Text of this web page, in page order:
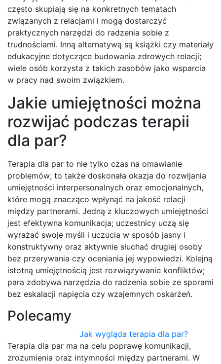
często skupiają się na konkretnych tematach
związanych z relacjami i mogą dostarczyć
praktycznych narzędzi do radzenia sobie z
trudnościami. Inną alternatywą są książki czy materiały
edukacyjne dotyczące budowania zdrowych relacji;
wiele osób korzysta z takich zasobów jako wsparcia
w pracy nad swoim związkiem.
Jakie umiejętności można
rozwijać podczas terapii
dla par?
Terapia dla par to nie tylko czas na omawianie
problemów; to także doskonała okazja do rozwijania
umiejętności interpersonalnych oraz emocjonalnych,
które mogą znacząco wpłynąć na jakość relacji
między partnerami. Jedną z kluczowych umiejętności
jest efektywna komunikacja; uczestnicy uczą się
wyrażać swoje myśli i uczucia w sposób jasny i
konstruktywny oraz aktywnie słuchać drugiej osoby
bez przerywania czy oceniania jej wypowiedzi. Kolejną
istotną umiejętnością jest rozwiązywanie konfliktów;
para zdobywa narzędzia do radzenia sobie ze sporami
bez eskalacji napięcia czy wzajemnych oskarżeń.
Polecamy
Jak wygląda terapia dla par?
Terapia dla par ma na celu poprawę komunikacji,
zrozumienia oraz intymności między partnerami. W